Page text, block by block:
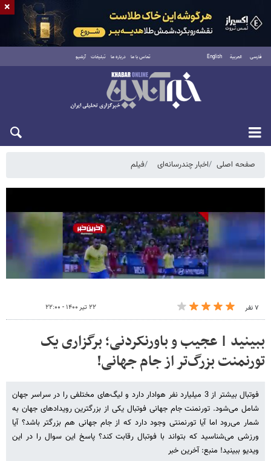
فارسی العربية English تماس با ما درباره ما تبلیغات آرشیو
شنبه ۱۷ مرداد ۱۴۰۵
صفحه اصلی اخبار چندرسانه‌ای فیلم
۷ نفر ۲۲ تیر ۱۴۰۰ - ۲۲:۰۰
ببینید | عجیب و باورنکردنی؛ برگزاری یک
تورنمنت بزرگ‌تر از جام جهانی!
فوتبال بیشتر از 3 میلیارد نفر هوادار دارد و لیگ‌های مختلفی را در سراسر جهان
شامل می‌شود. تورنمنت جام جهانی فوتبال یکی از بزرگترین رویدادهای جهان به
شمار می‌رود اما آیا تورنمنتی وجود دارد که از جام جهانی هم بزرگتر باشد؟ آیا
ورزشی می‌شناسید که بتواند با فوتبال رقابت کند؟ پاسخ این سوال را در این
ویدیو ببینید! منبع: آخرین خبر
×